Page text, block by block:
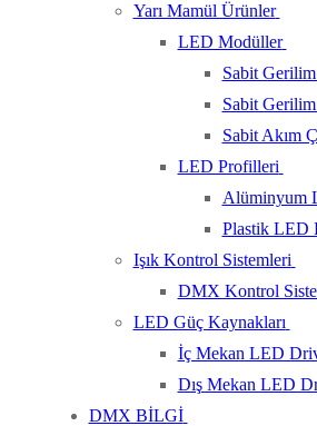
Yarı Mamül Ürünler
LED Modüller
Sabit
Sabit
Sabit Akım
LED Profilleri
Alüminyum
Plastik LED
Işık Kontrol Sistemleri
DMX Kontrol
LED Güç Kaynakları
İç Mekan LED
Dış Mekan LED
DMX BİLGİ